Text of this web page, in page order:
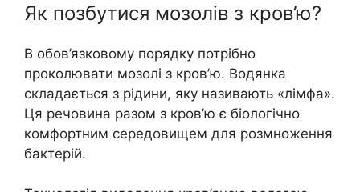
Як позбутися мозолів з кров’ю?
В обов’язковому порядку потрібно
проколювати мозолі з кров’ю. Водянка
складається з рідини, яку називають «лімфа».
Ця речовина разом з кров’ю є біологічно
комфортним середовищем для розмноження
бактерій.